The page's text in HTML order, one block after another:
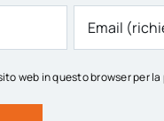
web in questo browser per